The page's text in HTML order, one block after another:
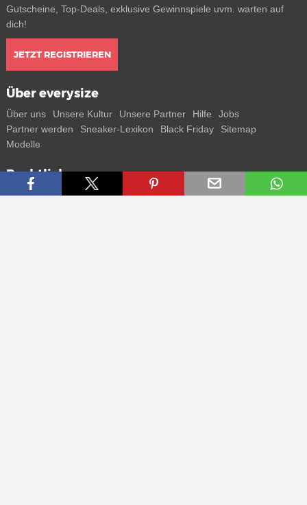
Gutscheine, Top-Deals, exklusive Gewinnspiele uvm. warten auf
dich!
JETZT REGISTRIEREN
Über everysize
Über uns Unsere Kultur Unsere Partner Hilfe
Jobs
Partner werden
Sneaker-Lexikon Black Friday
Sitemap
Modelle
Rechtliches
AGB Datenschutz Impressum Kontakt